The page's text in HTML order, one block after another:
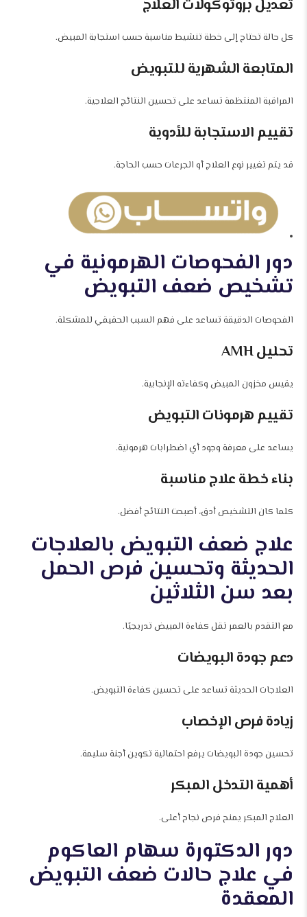
تعديل بروتوكولات العلاج
كل حالة تحتاج إلى خطة تنشيط مناسبة حسب استجابة المبيض.
المتابعة الشهرية للتبويض
المراقبة المنتظمة تساعد على تحسين النتائج العلاجية.
تقييم الاستجابة للأدوية
قد يتم تغيير نوع العلاج أو الجرعات حسب الحاجة.
دور الفحوصات الهرمونية في
تشخيص ضعف التبويض
الفحوصات الدقيقة تساعد على فهم السبب الحقيقي للمشكلة.
تحليل AMH
يقيس مخزون المبيض وكفاءته الإنجابية.
تقييم هرمونات التبويض
يساعد على معرفة وجود أي اضطرابات هرمونية.
بناء خطة علاج مناسبة
كلما كان التشخيص أدق، أصبحت النتائج أفضل.
علاج ضعف التبويض بالعلاجات
الحديثة وتحسين فرص الحمل
بعد سن الثلاثين
مع التقدم بالعمر تقل كفاءة المبيض تدريجيًا.
دعم جودة البويضات
العلاجات الحديثة تساعد على تحسين كفاءة التبويض.
زيادة فرص الإخصاب
تحسين جودة البويضات يرفع احتمالية تكوين أجنة سليمة.
أهمية التدخل المبكر
العلاج المبكر يمنح فرص نجاح أعلى.
دور الدكتورة سهام العاكوم
في علاج حالات ضعف التبويض
المعقدة